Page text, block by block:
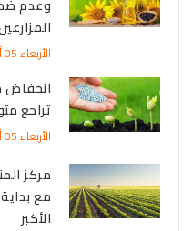
وعدم
الأربعاء 05 أغسطس 2026-12:56
انخفاض
تراجع متوسط
الأربعاء 05 أغسطس 2026-09:51
مركز
مع
الأكبر